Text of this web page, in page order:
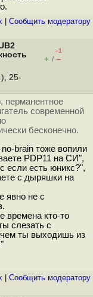
Cообщить модератору
–1
+ / –
), 25-
перманентное
современной
бесконечно.
brain тоже вопили
PDP11 на СИ",
если есть юникс?",
с дыряшки на
явно не с
времена кто-то
слезать с
ты выходишь из
Cообщить модератору